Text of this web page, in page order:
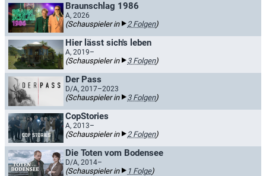
Braunschlag 1986
A, 2026
(Schauspieler in 2 Folgen)
Hier lässt sich's leben
A, 2019–
(Schauspieler in 3 Folgen)
Der Pass
D/A, 2017–2023
(Schauspieler in 3 Folgen)
CopStories
A, 2013–
(Schauspieler in 2 Folgen)
Die Toten vom Bodensee
D/A, 2014–
(Schauspieler in 1 Folge)